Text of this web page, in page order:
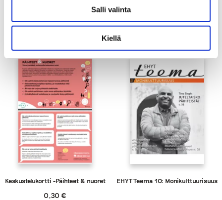
Salli valinta
Kiellä
käyttökieltokyltti oppilaitoksille
Keskustelukortti -Päihteet & nuoret
0,30€
EHYT Teema 10: Monikulttuurisuus